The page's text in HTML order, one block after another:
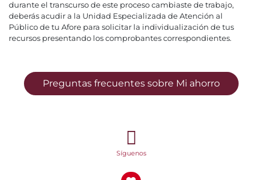
durante el transcurso de este proceso cambiaste de trabajo,
deberás acudir a la Unidad Especializada de Atención al
Público de tu Afore para solicitar la individualización de tus
recursos presentando los comprobantes correspondientes.
Preguntas frecuentes sobre Mi ahorro
Síguenos